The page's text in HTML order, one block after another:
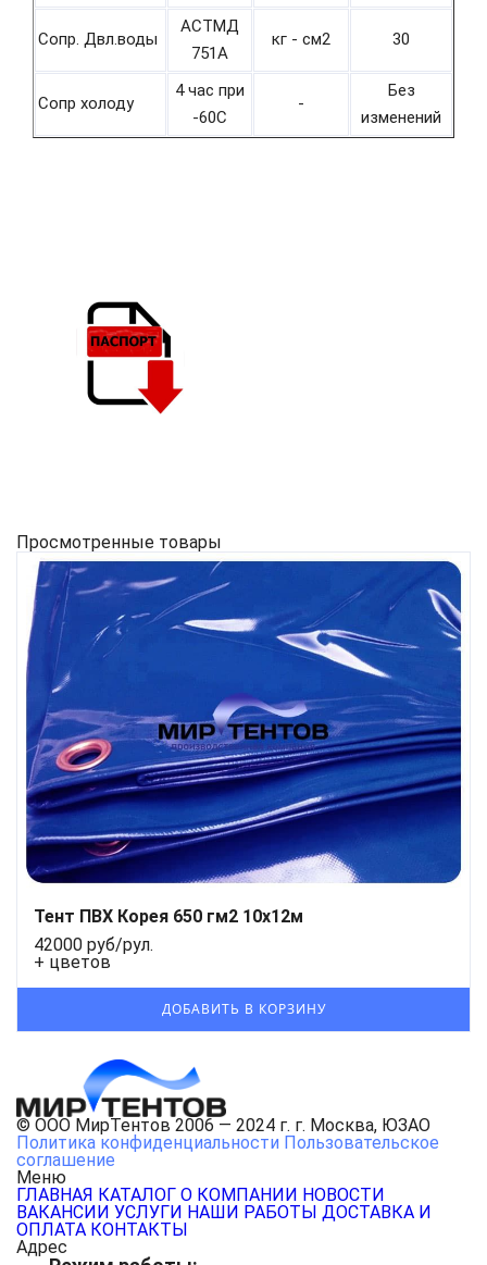
Сопр. Двл.воды
АСТМД
751А
кг - см2 30
Сопр холоду
4 час при
-60С
-
Без
изменений
Просмотренные товары
Тент ПВХ Корея 650 гм2 10х12м
42000 руб/рул.
+ цветов
© ООО МирТентов 2006 — 2024 г. г. Москва, ЮЗАО
Политика конфиденциальности Пользовательское
соглашение
Меню
ГЛАВНАЯ КАТАЛОГ О КОМПАНИИ НОВОСТИ
ВАКАНСИИ УСЛУГИ НАШИ РАБОТЫ ДОСТАВКА И
ОПЛАТА КОНТАКТЫ
Адрес